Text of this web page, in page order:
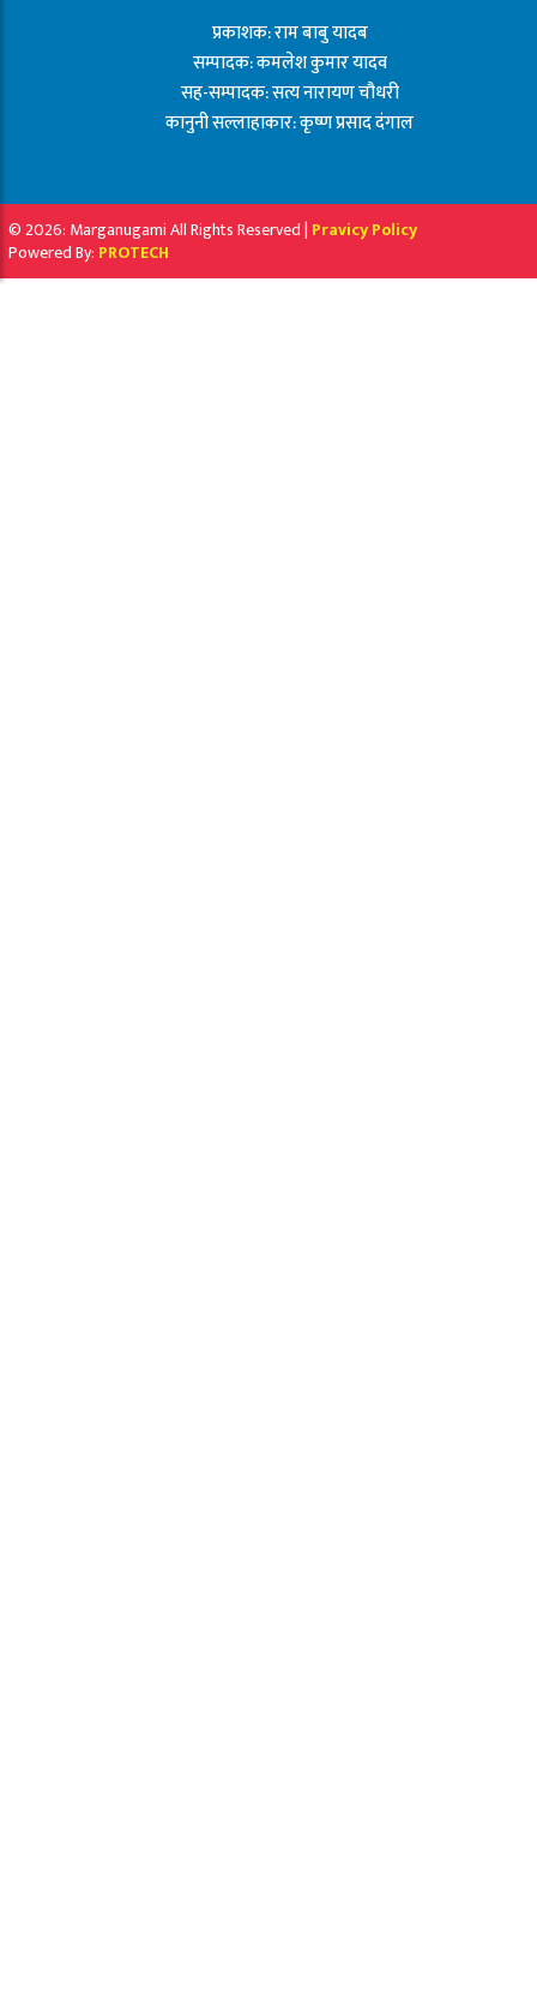
प्रकाशक: राम बाबु यादब
सम्पादक: कमलेश कुमार यादव
सह-सम्पादक: सत्य नारायण चौधरी
कानुनी सल्लाहाकार: कृष्ण प्रसाद दंगाल
© 2026: Marganugami All Rights Reserved | Pravicy Policy
Powered By: PROTECH